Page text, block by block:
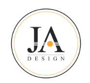
contenu